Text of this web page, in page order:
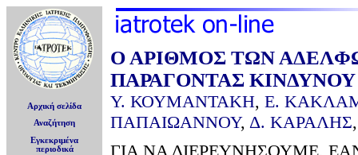
Αρχική σελίδα
Αναζήτηση
Εγκεκριμένα
περιοδικά
Ο ΑΡΙΘΜΟΣ ΤΩΝ
ΠΑΡΑΓΟΝΤΑΣ
Υ. ΚΟΥΜΑΝΤΑΚΗ, Ε.
ΠΑΠΑΙΩΑΝΝΟΥ, Δ. ΚΑΡΑΛΗΣ
ΓΙΑ ΝΑ ΔΙΕΡΕΥΝΗΣΟΥΜΕ,